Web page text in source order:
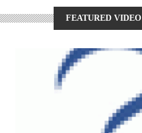
FEATURED VIDEO